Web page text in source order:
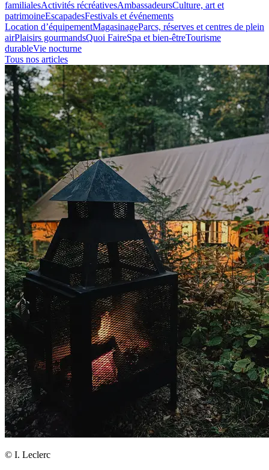
familialesActivités récréativesAmbassadeursCulture, art et
patrimoineEscapadesFestivals et événements
Location d’équipementMagasinageParcs, réserves et centres de plein
airPlaisirs gourmandsQuoi FaireSpa et bien-êtreTourisme
durableVie nocturne
Tous nos articles
© I. Leclerc